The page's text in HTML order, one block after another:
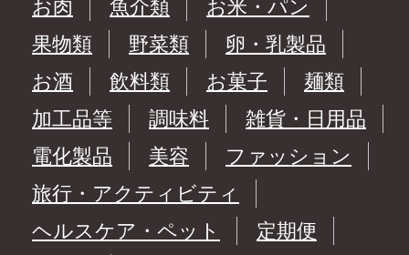
お肉
魚介類
お米・パン
果物類
野菜類
卵・乳製品
お酒
飲料類 お菓子
麺類
加工品等
調味料
雑貨・日用品
電化製品
美容
ファッション
旅行・アクティビティ
ヘルスケア・ペット
定期便